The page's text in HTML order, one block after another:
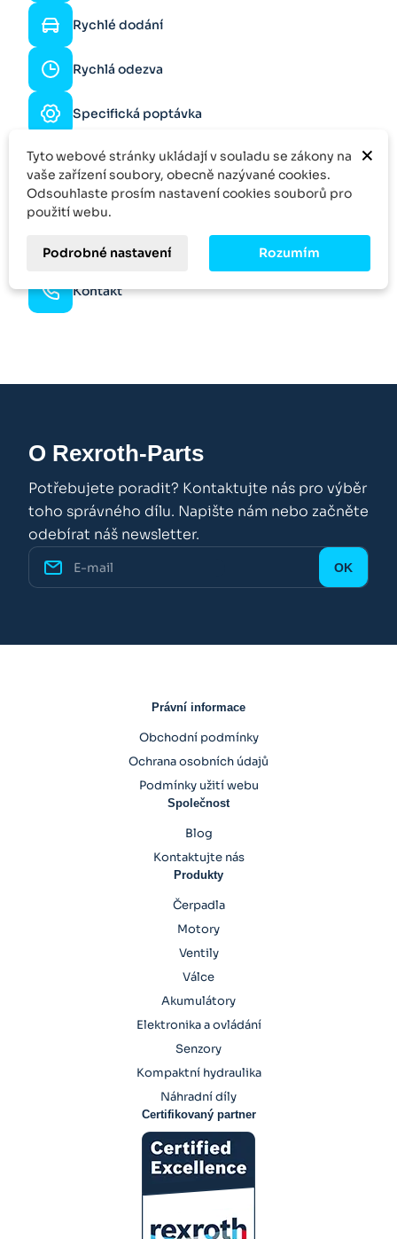
Rychlé dodání
Rychlá odezva
Specifická poptávka
Více kusů?
Zeptejte se na slevu
Skvělý výběr
Množstevní sleva
Kontakt
O Rexroth-Parts
Potřebujete poradit? Kontaktujte nás pro výběr
toho správného dílu. Napište nám nebo začněte
odebírat náš newsletter.
Právní informace
Obchodní podmínky
Ochrana osobních údajů
Podmínky užití webu
Společnost
Blog
Kontaktujte nás
Produkty
Čerpadla
Motory
Ventily
Válce
Akumulátory
Elektronika a ovládání
Senzory
Kompaktní hydraulika
Náhradní díly
Certifikovaný partner
×
Tyto webové stránky ukládají v souladu se zákony na
vaše zařízení soubory, obecně nazývané cookies.
Odsouhlaste prosím nastavení cookies souborů pro
použití webu.
Podrobné nastavení Rozumím